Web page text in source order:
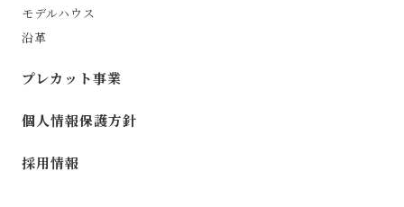
モデルハウス
沿革
プレカット事業
個人情報保護方針
採用情報